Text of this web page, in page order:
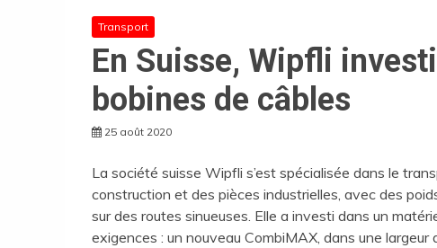
Transport
En Suisse, Wipfli
bobines de câbles
25 août 2020
La société suisse Wipfli s’est spécialisée dans le
construction et des pièces industrielles, avec des
sur des routes sinueuses. Elle a investi dans un
exigences : un nouveau CombiMAX, dans une